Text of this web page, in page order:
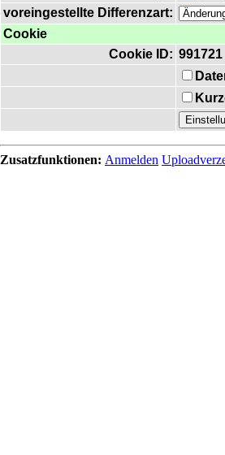
voreingestellte Differenzart:
Cookie
Cookie ID: 991721
Zusatzfunktionen: Anmelden